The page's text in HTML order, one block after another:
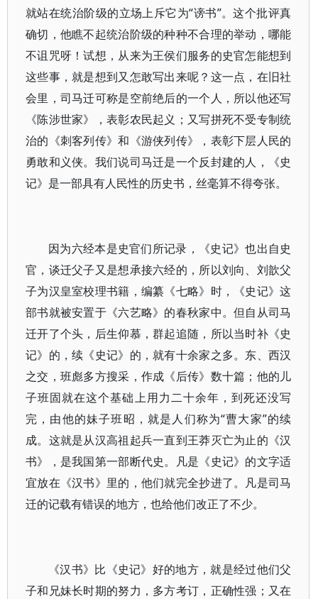
就站在统治阶级的立场上斥它为“谤书”。这个批评真
确切，他瞧不起统治阶级的种种不合理的举动，哪能
不诅咒呀！试想，从来为王侯们服务的史官怎能想到
这些事，就是想到又怎敢写出来呢？这一点，在旧社
会里，司马迁可称是空前绝后的一个人，所以他还写
《陈涉世家》，表彰农民起义；又写拼死不受专制统
治的《刺客列传》和《游侠列传》，表彰下层人民的
勇敢和义侠。我们说司马迁是一个反封建的人，《史
记》是一部具有人民性的历史书，丝毫算不得夸张。
因为六经本是史官们所记录，《史记》也出自史
官，谈迁父子又是想承接六经的，所以刘向、刘歆父
子为汉皇室校理书籍，编纂《七略》时，《史记》这
部书就被安置于《六艺略》的春秋家中。但自从司马
迁开了个头，后生仰慕，群起追随，所以当时补《史
记》的，续《史记》的，就有十余家之多。东、西汉
之交，班彪多方搜采，作成《后传》数十篇；他的儿
子班固就在这个基础上用力二十余年，到死还没写
完，由他的妹子班昭，就是人们称为“曹大家”的续
成。这就是从汉高祖起兵一直到王莽灭亡为止的《汉
书》，是我国第一部断代史。凡是《史记》的文字适
宜放在《汉书》里的，他们就完全抄进了。凡是司马
迁的记载有错误的地方，也给他们改正了不少。
《汉书》比《史记》好的地方，就是经过他们父
子和兄妹长时期的努力，多方考订，正确性强；又在